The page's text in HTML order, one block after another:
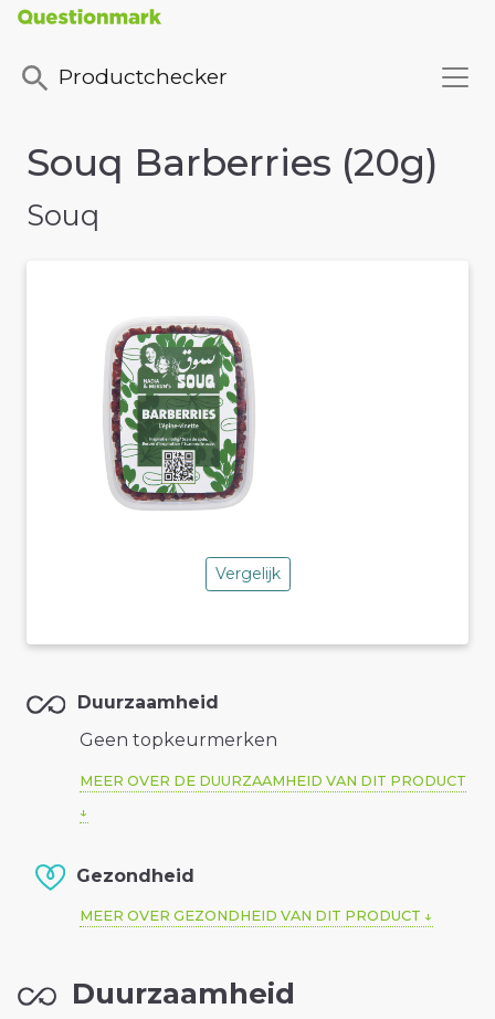
Productchecker
Souq Barberries (20g)
Souq
Vergelijk
Duurzaamheid
Geen topkeurmerken
MEER OVER DE DUURZAAMHEID VAN DIT PRODUCT
Gezondheid
MEER OVER GEZONDHEID VAN DIT PRODUCT
Duurzaamheid